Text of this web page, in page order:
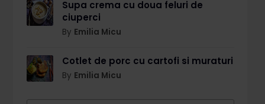
Supa crema cu doua feluri de
ciuperci
By Emilia Micu
Cotlet de porc cu cartofi si muraturi
By Emilia Micu